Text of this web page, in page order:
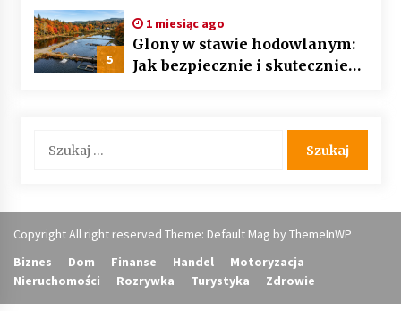
5
1 miesiąc ago
Glony w stawie hodowlanym:
Jak bezpiecznie i skutecznie
Copyright All right reserved Theme: Default Mag by ThemeInWP
Biznes
Dom Finanse Handel
Motoryzacja
Nieruchomości
Rozrywka Turystyka Zdrowie